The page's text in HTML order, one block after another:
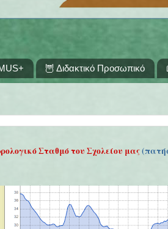
🦉 Διδακτικό Προσωπικό
Σταθμό του Σχολείου μας